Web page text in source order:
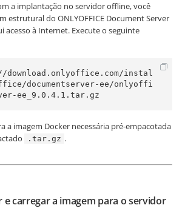
a implantação no servidor offline, você
estrutural do ONLYOFFICE Document Server
acesso à Internet. Execute o seguinte
instal
documentserver-ee/onlyoffi
ee_9.0.4.1.tar.gz
a imagem Docker necessária pré-empacotada
.tar.gz .
e carregar a imagem para o servidor